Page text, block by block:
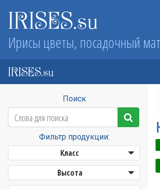
IRISES.su
Ирисы цветы, посадочный
IRISES.su
Поиск
Фильтр продукции:
Класс
Высота